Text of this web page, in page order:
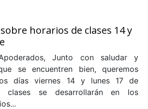
horarios de clases 14 y
Junto con saludar y
se encuentren bien, queremos
días viernes 14 y lunes 17 de
clases se desarrollarán en los